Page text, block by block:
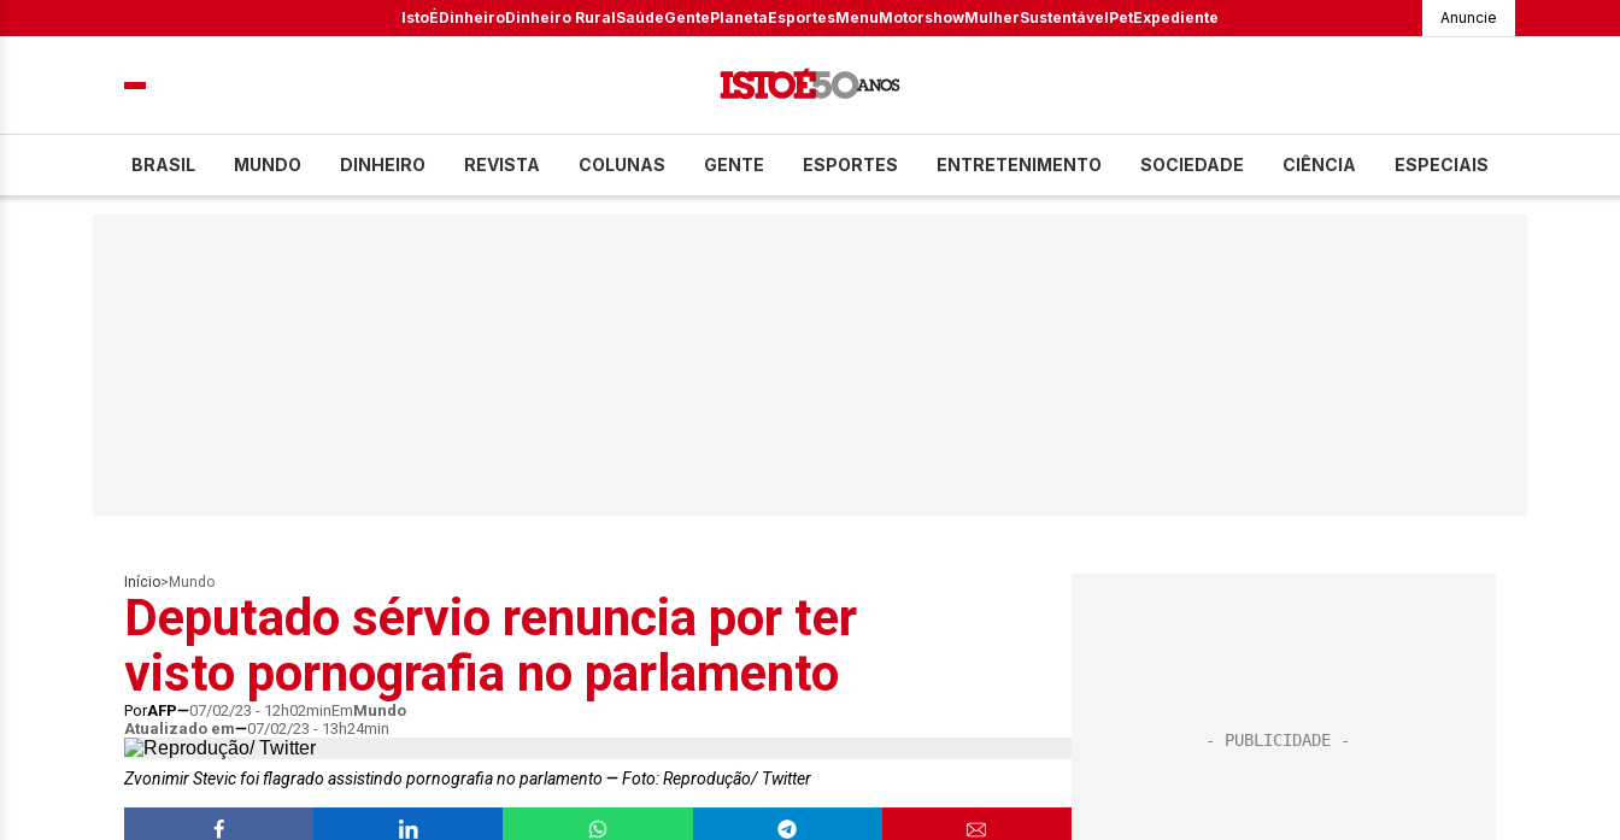
IstoÉDinheiroDinheiro RuralSaúdeGentePlanetaEsportesMenuMotorshowMulherSustentávelPetExpediente Anuncie
BRASIL MUNDO DINHEIRO REVISTA COLUNAS GENTE ESPORTES ENTRETENIMENTO SOCIEDADE CIÊNCIA ESPECIAIS
Início> Mundo
Deputado sérvio renuncia por ter
visto pornografia no parlamento
PorAFP 07/02/23 - 12h02minEmMundo
Atualizado em
07/02/23 - 13h24min
Zvonimir Stevic foi flagrado assistindo pornografia no parlamento Foto: Reprodução/ Twitter